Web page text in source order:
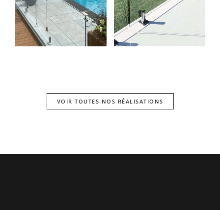
VOIR TOUTES NOS RÉALISATIONS